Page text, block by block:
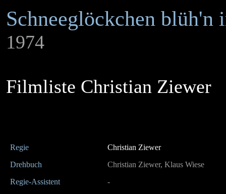
Schneeglöckchen blüh'n
1974
Filmliste Christian Ziewer
Regie
Christian Ziewer
Drehbuch
Christian Ziewer, Klaus Wiese
Regie-Assistent
-